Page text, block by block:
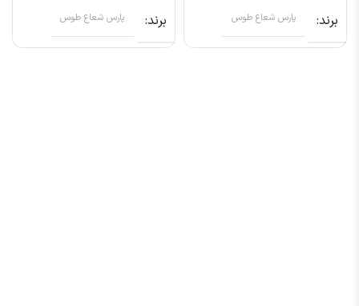
برند پارس شعاع طوس برند پارس شعاع طوس